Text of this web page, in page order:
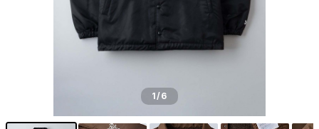
1/6